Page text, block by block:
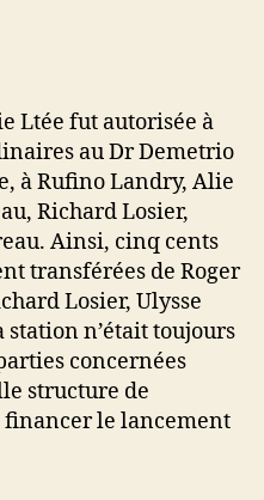
Ltée fut autorisée à
au Dr Demetrio
à Rufino Landry, Alie
Richard Losier,
Ainsi, cinq cents
transférées de Roger
Losier, Ulysse
station n’était toujours
concernées
structure de
le lancement